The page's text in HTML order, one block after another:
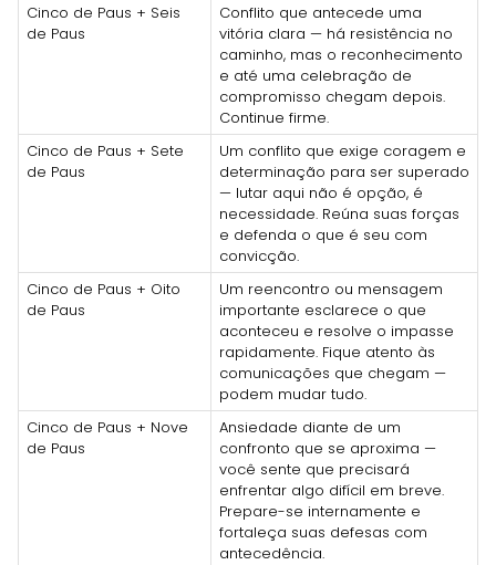
Cinco de Paus + Seis
de Paus
Conflito que antecede uma
vitória clara — há resistência no
caminho, mas o reconhecimento
e até uma celebração de
compromisso chegam depois.
Continue firme.
Cinco de Paus + Sete
de Paus
Um conflito que exige coragem e
determinação para ser superado
— lutar aqui não é opção, é
necessidade. Reúna suas forças
e defenda o que é seu com
convicção.
Cinco de Paus + Oito
de Paus
Um reencontro ou mensagem
importante esclarece o que
aconteceu e resolve o impasse
rapidamente. Fique atento às
comunicações que chegam —
podem mudar tudo.
Cinco de Paus + Nove
de Paus
Ansiedade diante de um
confronto que se aproxima —
você sente que precisará
enfrentar algo difícil em breve.
Prepare-se internamente e
fortaleça suas defesas com
antecedência.